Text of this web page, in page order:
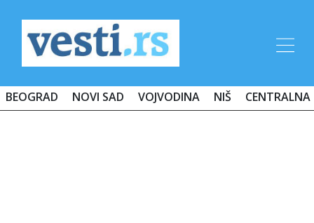
BEOGRAD NOVI SAD VOJVODINA NIŠ CENTRALNA